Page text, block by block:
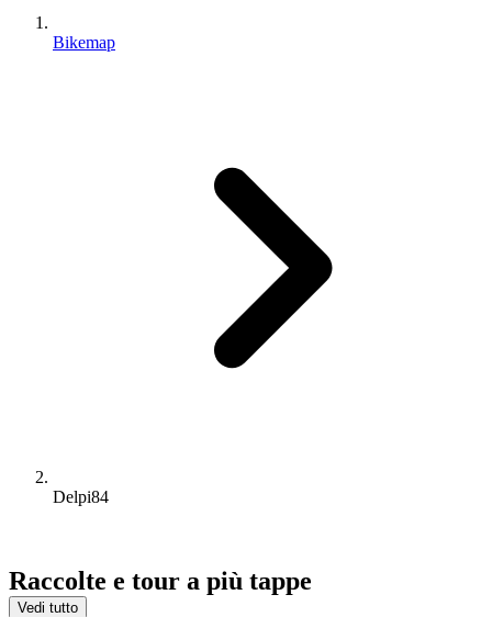
Bikemap
Delpi84
Raccolte e tour a più tappe
Vedi tutto